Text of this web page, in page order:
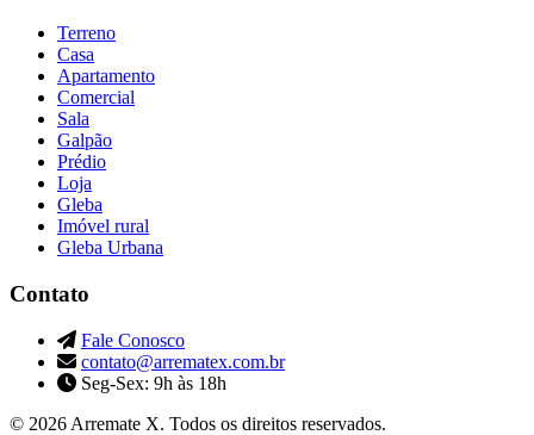
Terreno
Casa
Apartamento
Comercial
Sala
Galpão
Prédio
Loja
Gleba
Imóvel rural
Gleba Urbana
Contato
Fale Conosco
contato@arrematex.com.br
Seg-Sex: 9h às 18h
© 2026 Arremate X. Todos os direitos reservados.